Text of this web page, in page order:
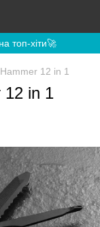
топ-хіти🚀
12 in 1
12 in 1